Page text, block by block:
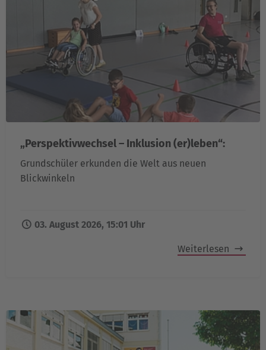
„Perspektivwechsel – Inklusion (er)leben“:
Grundschüler erkunden die Welt aus neuen
Blickwinkeln
03. August 2026, 15:01 Uhr
Weiterlesen